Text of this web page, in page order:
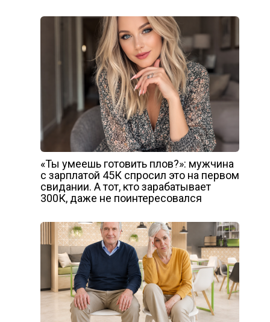
«Ты умеешь готовить плов?»: мужчина
с зарплатой 45К спросил это на первом
свидании. А тот, кто зарабатывает
300К, даже не поинтересовался